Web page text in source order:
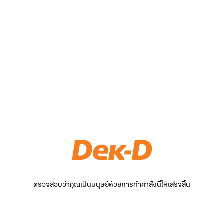
ตรวจสอบว่าคุณเป็นมนุษย์ด้วยการทำคำสั่งนี้ให้เสร็จสิ้น